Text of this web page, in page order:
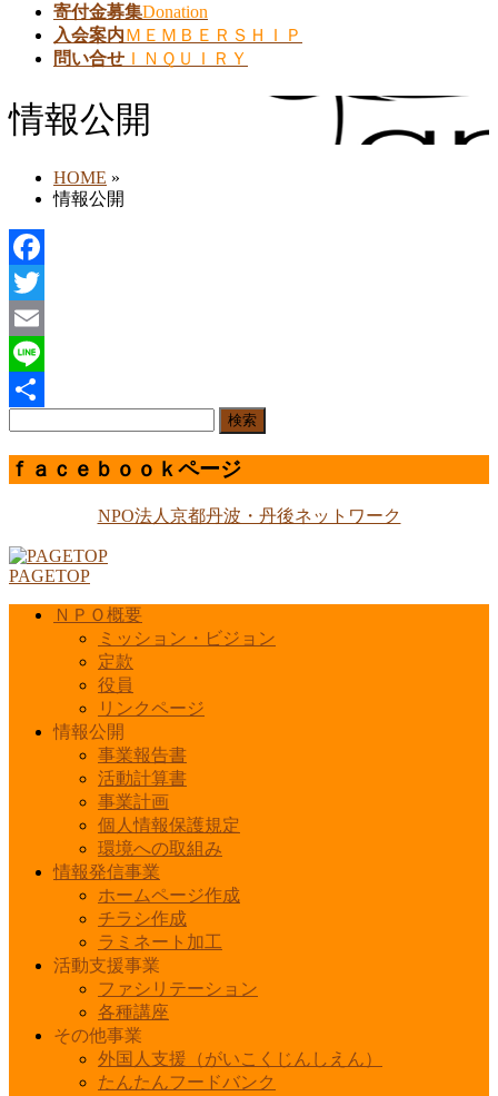
寄付金募集Donation
入会案内ＭＥＭＢＥＲＳＨＩＰ
問い合せ ＩＮＱＵＩＲＹ
情報公開
HOME »
情報公開
Facebook
Twitter
Email
Line
有ｆａｃｅｂｏｏｋページ
NPO法人京都丹波・丹後ネットワーク
PAGETOP
ＮＰＯ概要
ミッション・ビジョン
定款
役員
リンクページ
情報公開
事業報告書
活動計算書
事業計画
個人情報保護規定
環境への取組み
情報発信事業
ホームページ作成
チラシ作成
ラミネート加工
活動支援事業
ファシリテーション
各種講座
その他事業
外国人支援（がいこくじんしえん）
たんたんフードバンク